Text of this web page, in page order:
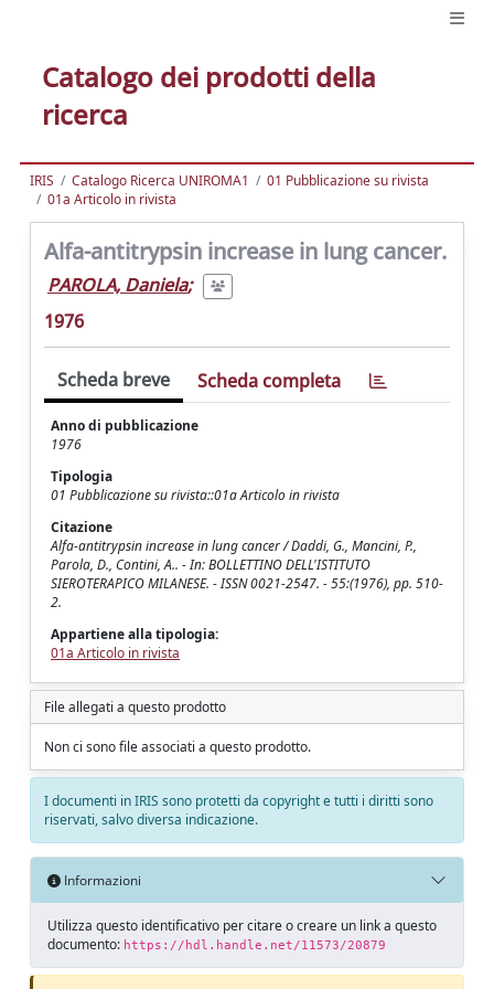
Catalogo dei prodotti della
ricerca
IRIS Catalogo Ricerca UNIROMA1
01 Pubblicazione su rivista
01a Articolo in rivista
Alfa-antitrypsin increase in lung cancer.
PAROLA, Daniela;
1976
Scheda breve Scheda completa
Anno di pubblicazione
1976
Tipologia
01 Pubblicazione su rivista::01a Articolo in rivista
Citazione
Alfa-antitrypsin increase in lung cancer / Daddi, G., Mancini, P.,
Parola, D., Contini, A.. - In: BOLLETTINO DELL'ISTITUTO
SIEROTERAPICO MILANESE. - ISSN 0021-2547. - 55:(1976), pp. 510-
2.
Appartiene alla tipologia:
01a Articolo in rivista
File allegati a questo prodotto
Non ci sono file associati a questo prodotto.
I documenti in IRIS sono protetti da copyright e tutti i diritti sono
riservati, salvo diversa indicazione.
Informazioni
Utilizza questo identificativo per citare o creare un link a questo
documento: https://hdl.handle.net/11573/20879